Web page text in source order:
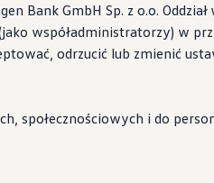
Bank GmbH Sp. z o.o.
współadministratorzy) w
odrzucić lub zmienić
społecznościowych i do